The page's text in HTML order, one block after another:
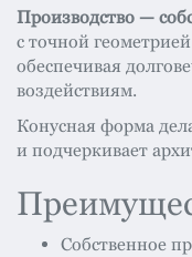
Производство —
с точной
обеспечивая
воздействиям.
Конусная форма
и подчеркивает
Собственное